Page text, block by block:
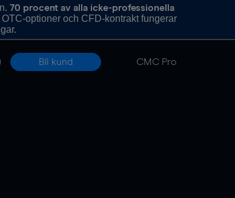
70 procent av alla icke-professionella
optioner och CFD-kontrakt fungerar
Bli kund CMC Pro